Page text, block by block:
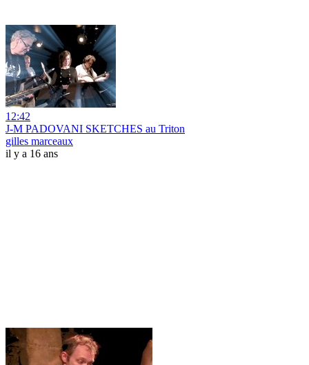
12:42
J-M PADOVANI SKETCHES au Triton
gilles marceaux
il y a 16 ans